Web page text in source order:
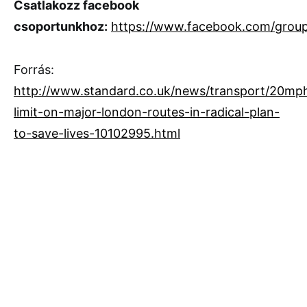
Csatlakozz facebook
csoportunkhoz: https://www.facebook.com/
Forrás:
http://www.standard.co.uk/news/transport/
limit-on-major-london-routes-in-radical-plan-
to-save-lives-10102995.html